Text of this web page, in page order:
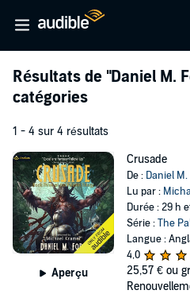
Résultats de "Daniel M.
catégories
1 - 4 sur 4 résultats
Aperçu
Crusade
De : Daniel M.
Lu par :
Durée : 29 h
Série :The
Langue :
4,0
25,57 € ou